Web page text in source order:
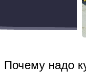
Почему надо